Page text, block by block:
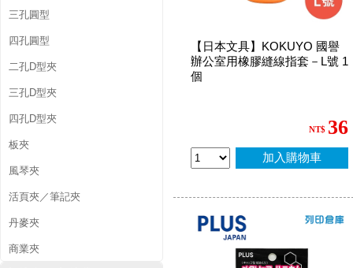
三孔圓型
四孔圓型
二孔D型夾
三孔D型夾
四孔D型夾
板夾
風琴夾
活頁夾／筆記夾
丹麥夾
商業夾
【日本文具】KOKUYO 國譽
辦公室用橡膠縫線指套－L號 1
個
NT$ 36
加入購物車